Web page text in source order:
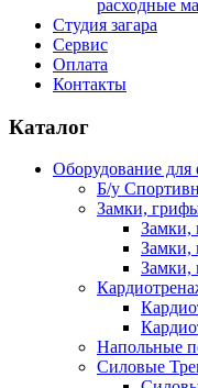
расходные
Студия загара
Сервис
Оплата
Контакты
Каталог
Оборудование для
Б/у
Замки,
Замки,
Замки,
Замки,
Напольные
Силовые